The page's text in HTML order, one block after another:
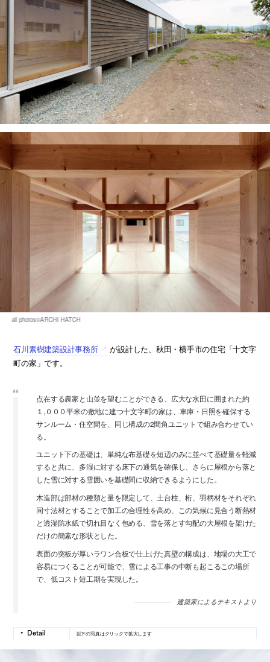
石川素樹建築設計事務所
が設計した、秋田・横手市の住宅「十文字
町の家」です。
点在する農家と山並を望むことができる、広大な水田に囲まれた約
１,０００平米の敷地に建つ十文字町の家は、車庫・日照を確保する
サンルーム・住空間を、同じ構成の2間角ユニットで組み合わせてい
る。
ユニット下の基礎は、単純な布基礎を短辺のみに並べて基礎量を軽減
すると共に、多湿に対する床下の通気を確保し、さらに屋根から落と
した雪に対する雪囲いを基礎間に収納できるようにした。
木造部は部材の種類と量を限定して、土台柱、桁、羽柄材をそれぞれ
同寸法材とすることで加工の合理性を高め、この気候に見合う断熱材
と透湿防水紙で切れ目なく包める、雪を落とす勾配の大屋根を架けた
だけの簡素な形状とした。
表面の突板が厚いラワン合板で仕上げた真壁の構成は、地場の大工で
容易につくることが可能で、雪による工事の中断も起こるこの場所
で、低コスト短工期を実現した。
建築家によるテキストより
以下の写真はクリックで拡大します